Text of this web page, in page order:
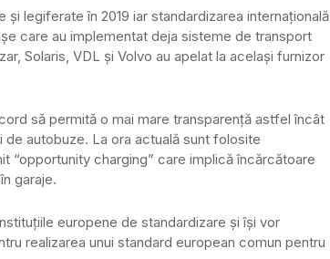
legiferate în 2019 iar standardizarea internațională
care au implementat deja sisteme de transport
Solaris, VDL și Volvo au apelat la același furnizor
să permită o mai mare transparență astfel încât
autobuze. La ora actuală sunt folosite
“opportunity charging” care implică încărcătoare
garaje.
europene de standardizare și își vor
realizarea unui standard european comun pentru